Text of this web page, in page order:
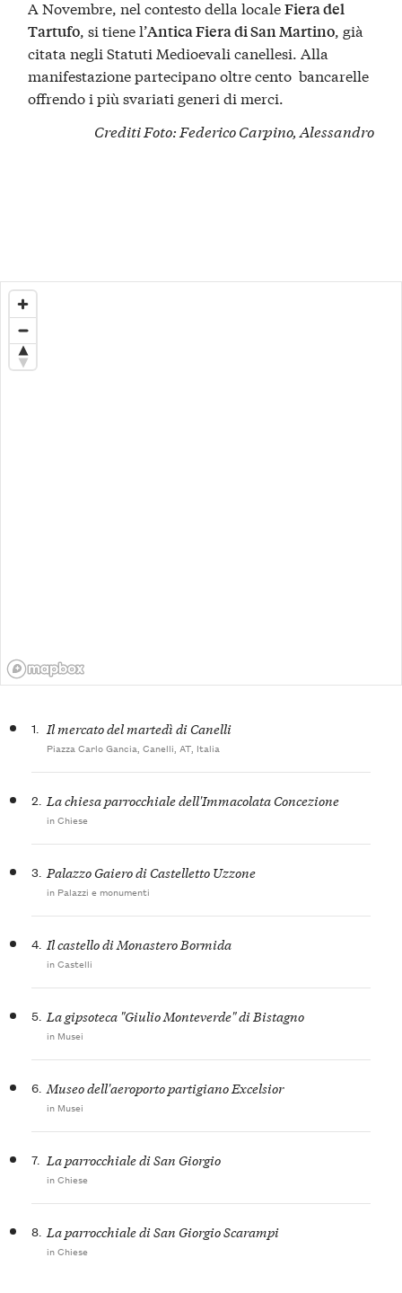
A Novembre, nel contesto della localeFiera del
Tartufo , si tiene l’Antica Fiera di San Martino , già
citata negli Statuti Medioevali canellesi. Alla
manifestazione partecipano oltre cento bancarelle
offrendo i più svariati generi di merci.
Crediti Foto: Federico Carpino, Alessandro
1. Il mercato del martedì di Canelli
Piazza Carlo Gancia, Canelli, AT, Italia
2. La chiesa parrocchiale dell'Immacolata Concezione
in Chiese
3. Palazzo Gaiero di Castelletto Uzzone
in Palazzi e monumenti
4. Il castello di Monastero Bormida
in Castelli
5. La gipsoteca "Giulio Monteverde" di Bistagno
in Musei
6. Museo dell'aeroporto partigiano Excelsior
in Musei
7. La parrocchiale di San Giorgio
in Chiese
8. La parrocchiale di San Giorgio Scarampi
in Chiese